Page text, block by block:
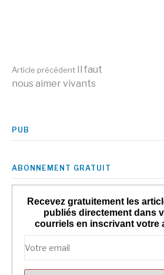
Lire
la
suite
Article précédent Il faut
nous aimer vivants
PUB
ABONNEMENT GRATUIT
Recevez gratuitement les
publiés directement dans
courriels en inscrivant votre